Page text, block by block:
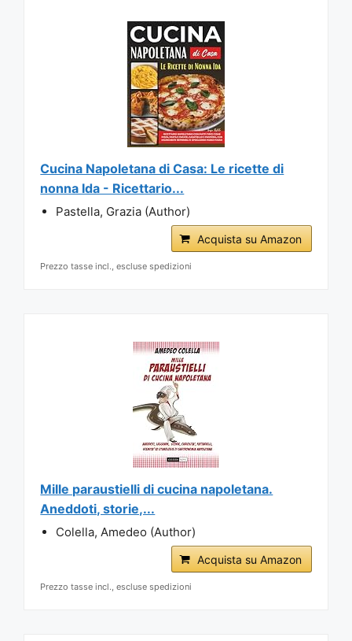
Cucina Napoletana di Casa: Le ricette di
nonna Ida - Ricettario...
Pastella, Grazia (Author)
Acquista su Amazon
Prezzo tasse incl., escluse spedizioni
Mille paraustielli di cucina napoletana.
Aneddoti, storie,...
Colella, Amedeo (Author)
Acquista su Amazon
Prezzo tasse incl., escluse spedizioni